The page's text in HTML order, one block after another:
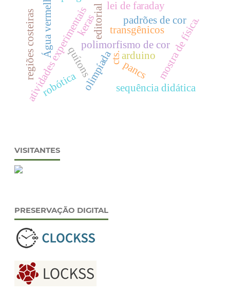
editorial padrões de cor
atividades experimentais mostra de física.
polimorfismo de cor
quítons
regiões costeiras olimpíada
robótica
keras
sequência didática
transgênicos
cts.
Água vermelha lei de faraday
arduino
pancs
VISITANTES
PRESERVAÇÃO DIGITAL